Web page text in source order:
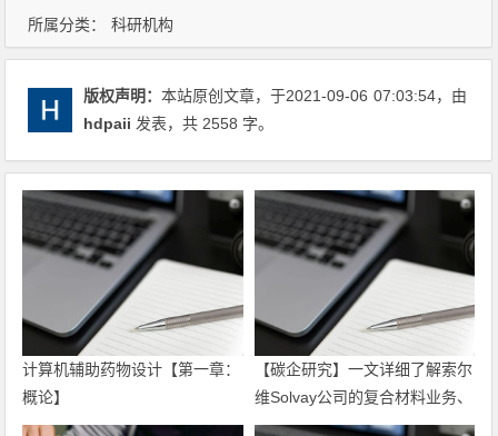
所属分类： 科研机构
版权声明：本站原创文章，于2021-09-06 07:03:54，由
hdpaii 发表，共 2558 字。
计算机辅助药物设计​【第一章：
概论】
【碳企研究】一文详细了解索尔
维Solvay公司的复合材料业务、
碳纤维产能分布及产品主体性能